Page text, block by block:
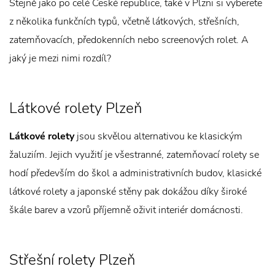
Stejně jako po celé České republice, také v Plzni si vyberete
z několika funkčních typů, včetně látkových, střešních,
zatemňovacích, předokenních nebo screenových rolet. A
jaký je mezi nimi rozdíl?
Látkové rolety Plzeň
Látkové roletyjsou skvělou alternativou ke klasickým
žaluziím. Jejich využití je všestranné, zatemňovací rolety se
hodí především do škol a administrativních budov, klasické
látkové rolety a japonské stěny pak dokážou díky široké
škále barev a vzorů příjemně oživit interiér domácnosti.
Střešní rolety Plzeň